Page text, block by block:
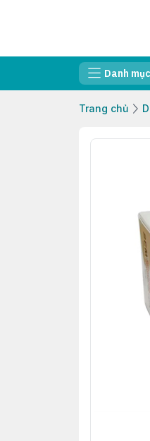
Danh mục
Trang chủ